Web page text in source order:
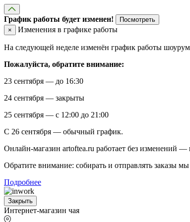
График работы будет изменен!
Посмотреть
×
Изменения в графике работы
На следующей неделе изменён график работы
Пожалуйста, обратите внимание:
23 сентября — до 16:30
24 сентября — закрыты
25 сентября — с 12:00 до 21:00
С 26 сентября — обычный график.
Онлайн-магазин artoftea.ru работает без изменений
Обратите внимание: собирать и отправлять заказы
Подробнее
Закрыть
Интернет-магазин чая